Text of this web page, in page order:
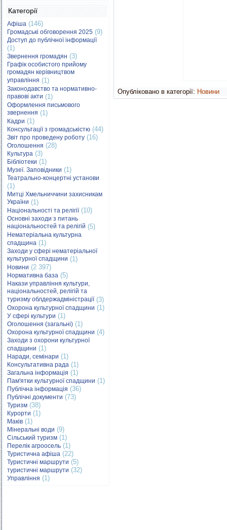
Категорії
Афіша (146)
Громадські обговорення 2025 (9)
Доступ до публічної інформації
(1)
Звернення громадян (3)
Графік особистого прийому
громадян керівництвом
управління (1)
Законодавство та нормативно-
правові акти (1)
Оформлення письмового
звернення (1)
Кадри (1)
Консультації з громадськістю (44)
Звіт про проведену роботу (16)
Оголошення (28)
Культура (3)
Бібліотеки (1)
Музеї. Заповідники (1)
Театрально-концертні установи
(1)
Митці Хмельниччини захисникам
України (1)
Національності та релігії(10)
Основні заходи з питань
національностей та релігій (5)
Нематеріальна культурна
спадщина (1)
Заходи у сфері нематеріальної
культурної спадщини (1)
Новини (2 397)
Нормативна база (5)
Накази управління культури,
національностей, релігій та
туризму облдержадміністрації(3)
Охорона культурної спадщини (1)
У сфері культури (1)
Оголошення (загальні) (1)
Охорона культурної спадщини (4)
Заходи з охорони культурної
спадщини (1)
Наради, семінари (1)
Консультативна рада (1)
Загальна інформація (1)
Пам'ятки культурної спадщини (1)
Публічна інформація (36)
Публічні документи (73)
Туризм (38)
Курорти (1)
Маків (1)
Мінеральні води (9)
Сільський туризм (1)
Перелік агроосель (1)
Туристична афіша (22)
Туристичні маршрути (5)
туристичні маршрути (32)
Управління (1)
Опубліковано в категорії: Новини